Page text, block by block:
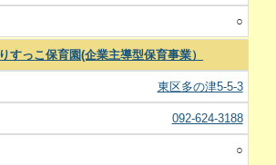
○
すっこ保育園(企業主導型保育事業）
東区多の津5-5-3
092-624-3188
○